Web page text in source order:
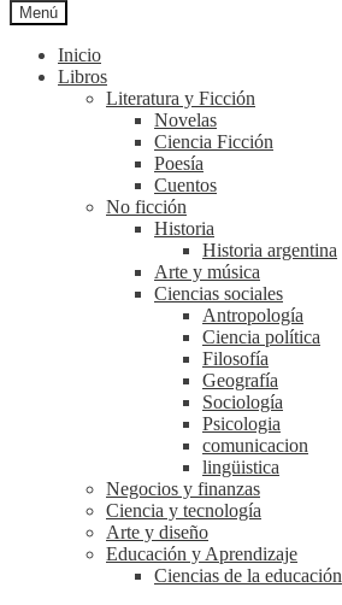
Menú
Inicio
Libros
Literatura y Ficción
Novelas
Ciencia Ficción
Poesía
Cuentos
No ficción
Historia
Historia argentina
Arte y música
Ciencias sociales
Antropología
Ciencia política
Filosofía
Geografía
Sociología
Psicologia
comunicacion
lingüistica
Negocios y finanzas
Ciencia y tecnología
Arte y diseño
Educación y Aprendizaje
Ciencias de la educación